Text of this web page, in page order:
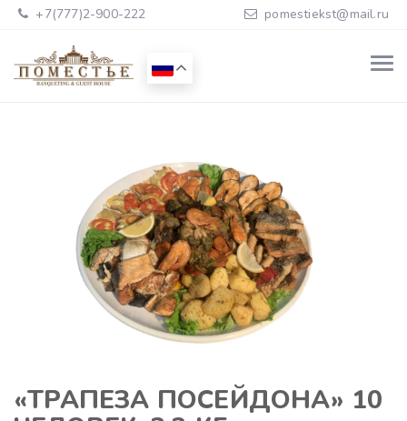
+7(777)2-900-222 pomestiekst@mail.ru
«ТРАПЕЗА ПОСЕЙДОНА» 10